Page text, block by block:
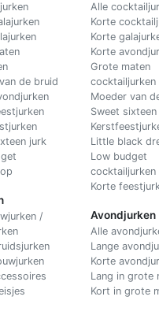
de bruid
jurk
/
Alle
Korte
Korte
Korte
Grote maten
cocktailjurken
Moeder van
Sweet
Little black
Low budget
cocktailjurken
Korte
Avondjurken
Alle
Lange
Korte
Lang in grote
Kort in grote